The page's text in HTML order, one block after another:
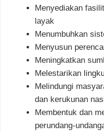
Menyediakan
layak
Menumbuhkan
Menyusun
Meningkatkan
Melestarikan
Melindungi
dan kerukunan
Membentuk dan
perundang-